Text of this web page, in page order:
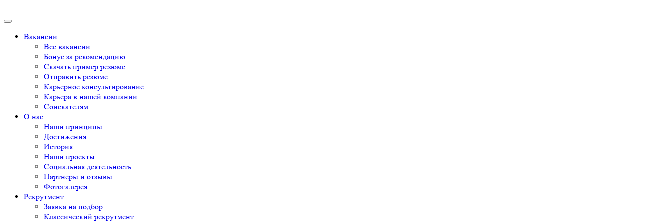
Вакансии
Все вакансии
Бонус за рекомендацию
Скачать пример резюме
Отправить резюме
Карьерное консультирование
Карьера в нашей компании
Соискателям
О нас
Наши принципы
Достижения
История
Наши проекты
Социальная деятельность
Партнеры и отзывы
Фотогалерея
Рекрутмент
Заявка на подбор
Классический рекрутмент